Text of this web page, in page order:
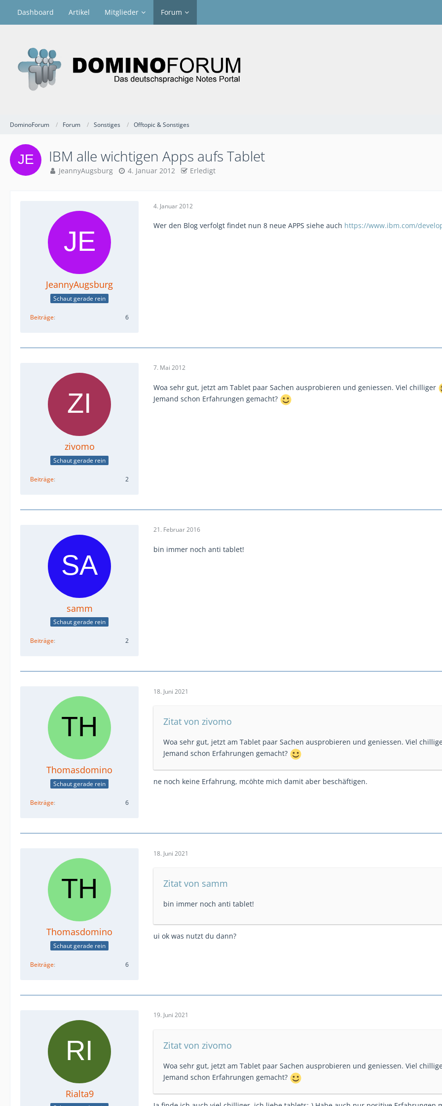
Dashboard Artikel Mitglieder Forum
DominoForum Forum Sonstiges Offtopic & Sonstiges
IBM alle wichtigen Apps aufs Tablet
JeannyAugsburg 4. Januar 2012 Erledigt
JeannyAugsburg
Schaut gerade rein
Beiträge 6
4. Januar 2012
Wer den Blog verfolgt findet nun 8 neue APPS siehe auch https://www.ibm.com/
zivomo
Schaut gerade rein
Beiträge 2
7. Mai 2012
Woa sehr gut, jetzt am Tablet paar Sachen ausprobieren und geniessen. Viel chilliger
Jemand schon Erfahrungen gemacht?
samm
Schaut gerade rein
Beiträge 2
21. Februar 2016
bin immer noch anti tablet!
Thomasdomino
Schaut gerade rein
Beiträge 6
18. Juni 2021
Zitat von zivomo
Woa sehr gut, jetzt am Tablet paar Sachen ausprobieren und geniessen. Viel
Jemand schon Erfahrungen gemacht?
ne noch keine Erfahrung, mcöhte mich damit aber beschäftigen.
Thomasdomino
Schaut gerade rein
Beiträge 6
18. Juni 2021
Zitat von samm
bin immer noch anti tablet!
ui ok was nutzt du dann?
Rialta9
19. Juni 2021
Zitat von zivomo
Woa sehr gut, jetzt am Tablet paar Sachen ausprobieren und geniessen. Viel
Jemand schon Erfahrungen gemacht?